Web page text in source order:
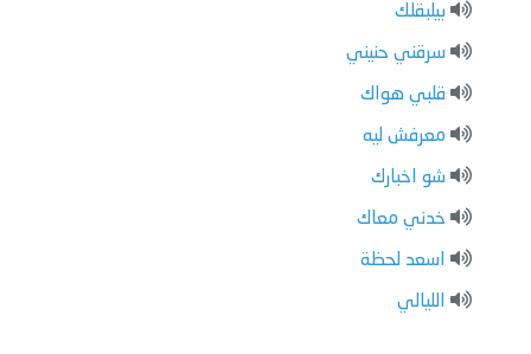
بيلبقلك
سرقني حنيني
قلبي هواك
معرفش ليه
شو اخبارك
خدني معاك
اسعد لحظة
الليالي